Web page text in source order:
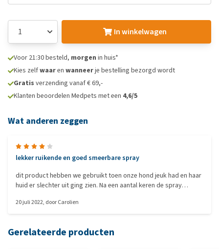
In winkelwagen
Voor 21:30 besteld, morgen in huis*
Kies zelfwaaren wanneerje bestelling bezorgd wordt
Gratis verzending vanaf € 69,-
Klanten beoordelen Medpets met een 4,6/5
Wat anderen zeggen
lekker ruikende en goed smeerbare spray
dit product hebben we gebruikt toen onze hond jeuk had en haar
huid er slechter uit ging zien. Na een aantal keren de spray
minder.
20 juli 2022, doorCarolien
Gerelateerde producten